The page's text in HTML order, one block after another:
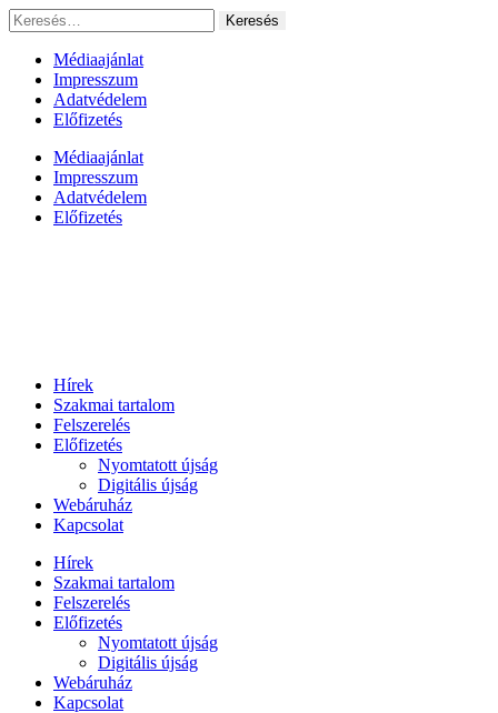
Ugrás
a
tartalomhoz
Keresés:
Médiaajánlat
Impresszum
Adatvédelem
Előfizetés
Médiaajánlat
Impresszum
Adatvédelem
Előfizetés
Hírek
Szakmai tartalom
Felszerelés
Előfizetés
Nyomtatott újság
Digitális újság
Webáruház
Kapcsolat
Hírek
Szakmai tartalom
Felszerelés
Előfizetés
Nyomtatott újság
Digitális újság
Webáruház
Kapcsolat